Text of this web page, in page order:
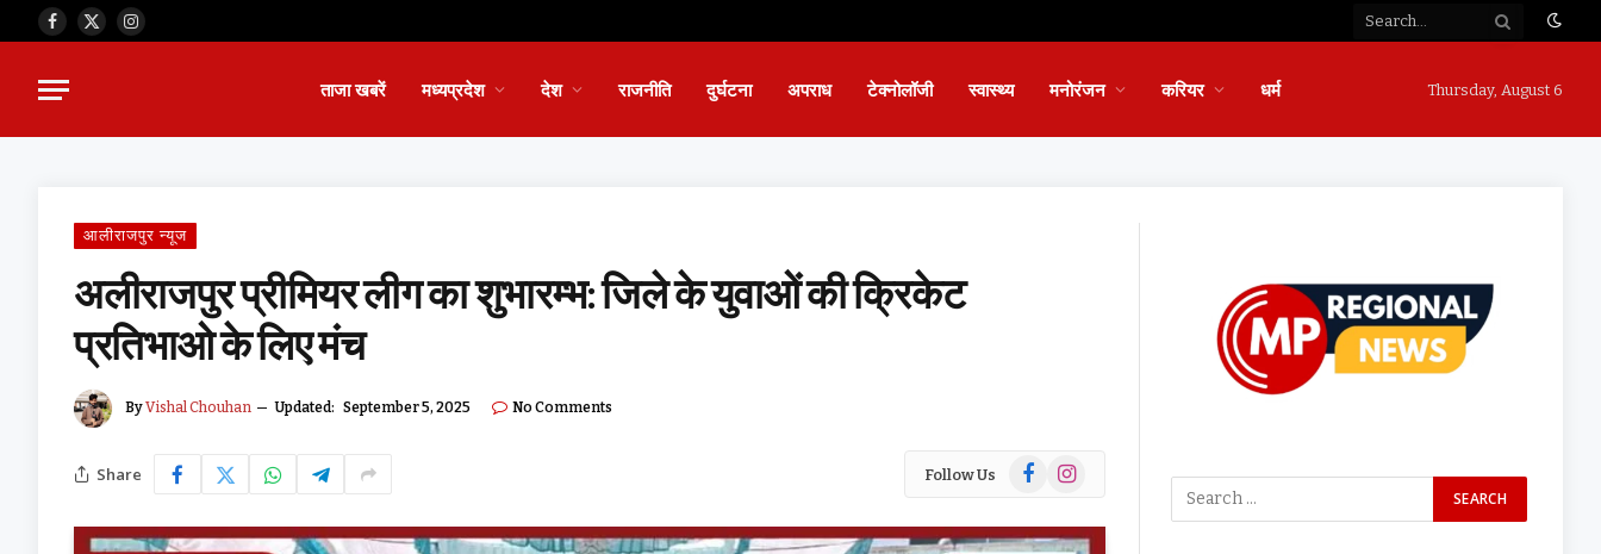
Facebook
X
Instagram
ताजा खबरें मध्यप्रदेश देश राजनीति दुर्घटना अपराध टेक्नोलॉजी स्वास्थ्य मनोरंजन करियर धर्म Thursday, August 6
आलीराजपुर न्यूज
अलीराजपुर प्रीमियर लीग का शुभारम्भ: जिले के युवाओं की क्रिकेट
प्रतिभाओ के लिए मंच
ByVishal Chouhan Updated: September 5, 2025 No Comments
Share Follow Us FacebookInstagram